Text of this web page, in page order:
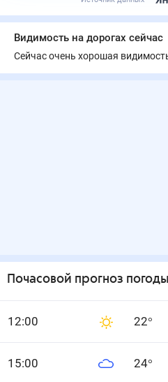
Видимость на дорогах сейчас
Сейчас очень хорошая
Почасовой прогноз погоды
12:00 22°
15:00 24°